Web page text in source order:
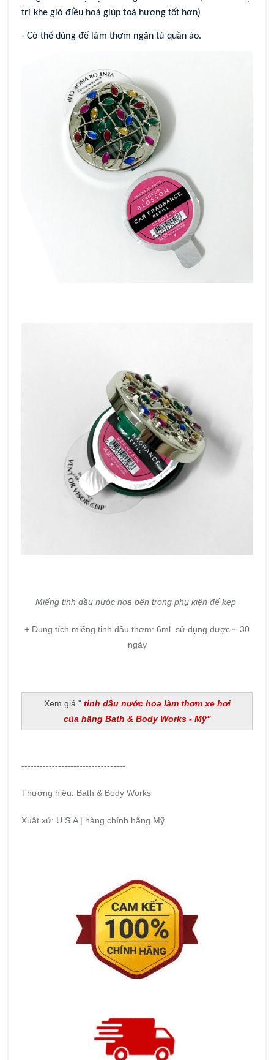
trí khe gió điều hoà giúp toả hương tốt hơn)
- Có thể dùng để làm thơm ngăn tủ quần áo.
Miếng tinh dầu nước hoa bên trong phụ kiện đế kẹp
+ Dung tích miếng tinh dầu thơm: 6ml sử dụng được ~ 30
ngày
Xem giá " tinh dầu nước hoa làm thơm xe hơi
của hãng Bath & Body Works - Mỹ"
----------------------------------
Thương hiệu: Bath & Body Works
Xuât xứ: U.S.A | hàng chính hãng Mỹ